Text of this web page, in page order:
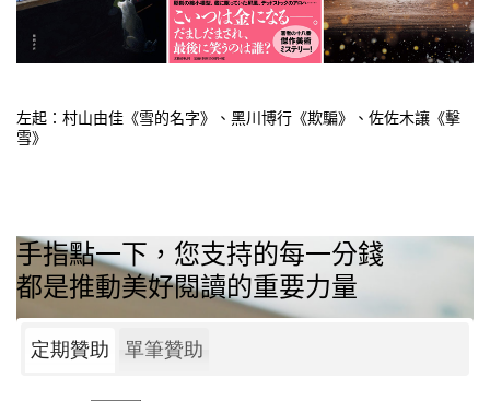
左起：村山由佳《雪的名字》、黑川博行《欺騙》、佐佐木讓《擊
雪》
手指點一下，您支持的每一分錢
都是推動美好閱讀的重要力量
定期贊助 單筆贊助